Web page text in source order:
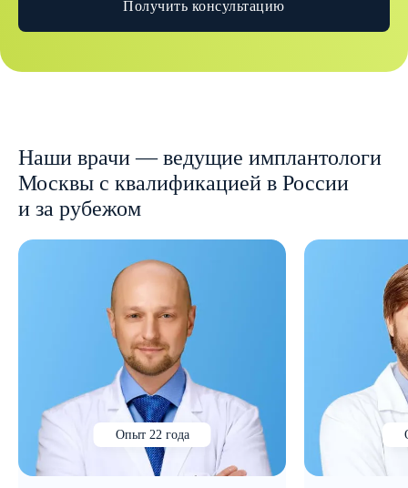
Получить консультацию
Наши врачи — ведущие имплантологи
Москвы с квалификацией в России
и за рубежом
Опыт 22 года